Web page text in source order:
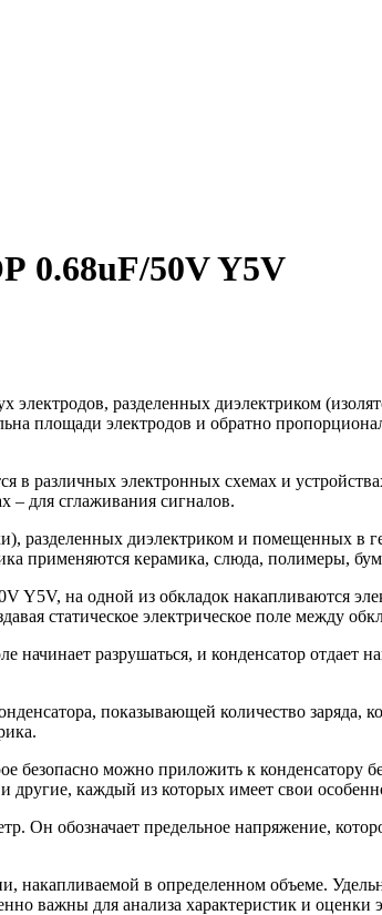
50V Y5V
электродов, разделенных диэлектриком
площади электродов и обратно
электронных схемах и
– для сглаживания сигналов.
разделенных диэлектриком и помещенных
применяются керамика, слюда, полимеры,
одной из обкладок накапливаются
статическое электрическое поле между
разрушаться, и конденсатор отдает
показывающей количество
безопасно можно приложить к конденсатору
другие, каждый из которых имеет свои
обозначает предельное напряжение,
накапливаемой в определенном объеме.
важны для анализа характеристик и оценки